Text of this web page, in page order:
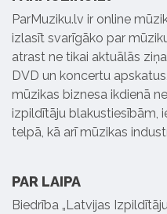
ParMuziku.lv ir online
izlasīt svarīgāko par
atrast ne tikai aktuālās
DVD un koncertu
mūzikas biznesa ikdienā
izpildītāju blakustiesībām,
telpā, kā arī mūzikas
PAR LAIPA
Biedrība „Latvijas